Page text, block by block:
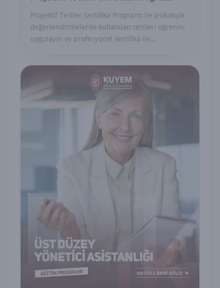
Projektif Testler Sertifika Programı ile psikolojik
değerlendirmelerde kullanılan testleri öğrenin,
uygulayın ve profesyonel sertifika ile